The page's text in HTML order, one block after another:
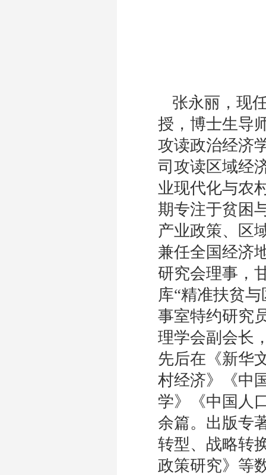
张永丽，现
授，博士生导
攻读政治经济
司攻读区域经
业现代化与农
期专注于贫困
产业政策、区
兼任全国经济
研究会理事，
库“精准扶贫
事室特约研究
理学会副会长
先后在《新华
村经济》《中
学》《中国人
余篇。出版专
转型、战略转
政策研究》等